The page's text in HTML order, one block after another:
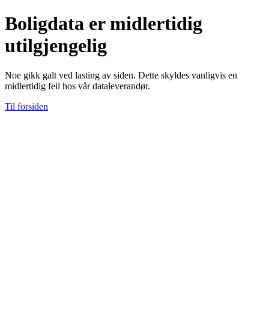
Boligdata er midlertidig
utilgjengelig
Noe gikk galt ved lasting av siden. Dette skyldes vanligvis en
midlertidig feil hos vår dataleverandør.
Til forsiden